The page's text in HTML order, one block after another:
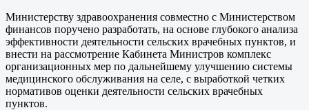
Министерству здравоохранения совместно с Министерством
финансов поручено разработать, на основе глубокого анализа
эффективности деятельности сельских врачебных пунктов, и
внести на рассмотрение Кабинета Министров комплекс
организационных мер по дальнейшему улучшению системы
медицинского обслуживания на селе, с выработкой четких
нормативов оценки деятельности сельских врачебных
пунктов.